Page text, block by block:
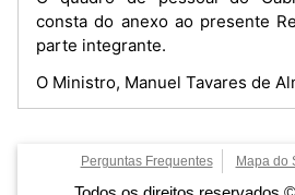
consta do anexo ao presente
parte integrante.
O Ministro, Manuel Tavares de
Perguntas Frequentes Mapa do